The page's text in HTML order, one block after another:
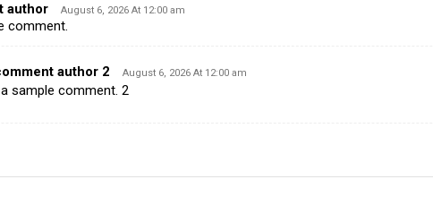
author August 6, 2026 At 12:00 am
comment.
author 2 August 6, 2026 At 12:00 am
sample comment. 2